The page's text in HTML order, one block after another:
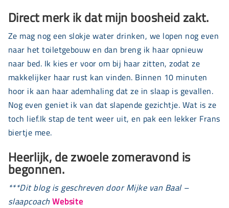
Direct merk ik dat mijn boosheid zakt.
Ze mag nog een slokje water drinken, we lopen nog even
naar het toiletgebouw en dan breng ik haar opnieuw
naar bed. Ik kies er voor om bij haar zitten, zodat ze
makkelijker haar rust kan vinden. Binnen 10 minuten
hoor ik aan haar ademhaling dat ze in slaap is gevallen.
Nog even geniet ik van dat slapende gezichtje. Wat is ze
toch lief.Ik stap de tent weer uit, en pak een lekker Frans
biertje mee.
Heerlijk, de zwoele zomeravond is
begonnen.
***Dit blog is geschreven door Mijke van Baal –
slaapcoachWebsite